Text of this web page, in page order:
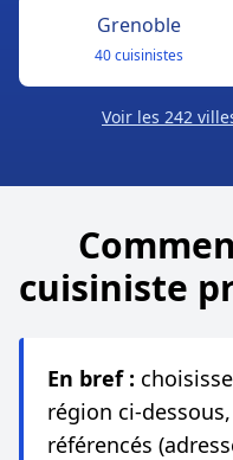
Grenoble
40 cuisinistes
Voir les 242
cuisiniste
En bref :
région ci-
référencés